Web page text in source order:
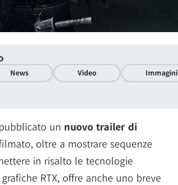
News Video Immagini
un nuovo trailer di
oltre a mostrare sequenze
in risalto le tecnologie
RTX, offre anche uno breve